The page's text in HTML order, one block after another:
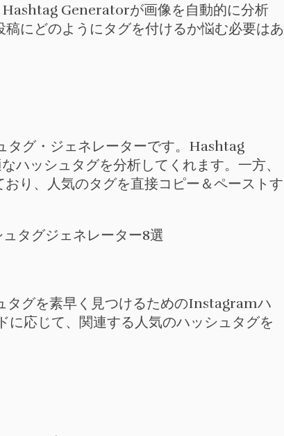
Generatorが画像を自動的に分析
にどのようにタグを付けるか悩む必要はあ
グ・ジェネレーターです。Hashtag
ッシュタグを分析してくれます。一方、
り、人気のタグを直接コピー＆ペーストす
グを素早く見つけるためのInstagramハ
応じて、関連する人気のハッシュタグを